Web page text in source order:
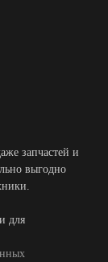
запчастей и
выгодно
для